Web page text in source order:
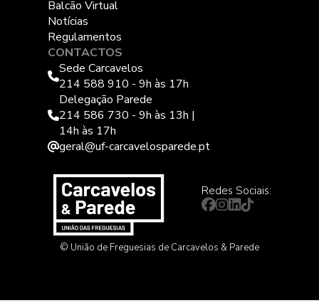
Balcão Virtual
Notícias
Regulamentos
CONTACTOS
Sede Carcavelos
214 588 910 - 9h às 17h
Delegação Parede
214 586 730 - 9h às 13h |
14h às 17h
geral@uf-carcavelosparede.pt
© União de Freguesias de Carcavelos & Parede
Redes Sociais: